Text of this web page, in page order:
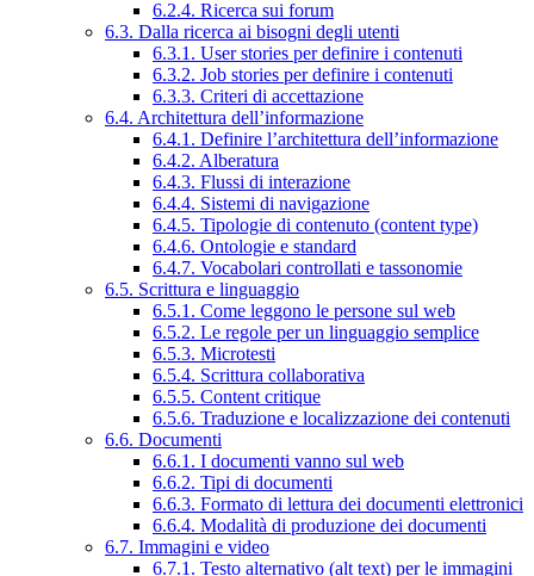
6.2.4. Ricerca sui forum
6.3. Dalla ricerca ai bisogni degli utenti
6.3.1. User stories per definire i contenuti
6.3.2. Job stories per definire i contenuti
6.3.3. Criteri di accettazione
6.4. Architettura dell’informazione
6.4.1. Definire l’architettura dell’informazione
6.4.2. Alberatura
6.4.3. Flussi di interazione
6.4.4. Sistemi di navigazione
6.4.5. Tipologie di contenuto (content type)
6.4.6. Ontologie e standard
6.4.7. Vocabolari controllati e tassonomie
6.5. Scrittura e linguaggio
6.5.1. Come leggono le persone sul web
6.5.2. Le regole per un linguaggio semplice
6.5.3. Microtesti
6.5.4. Scrittura collaborativa
6.5.5. Content critique
6.5.6. Traduzione e localizzazione dei contenuti
6.6. Documenti
6.6.1. I documenti vanno sul web
6.6.2. Tipi di documenti
6.6.3. Formato di lettura dei documenti elettronici
6.6.4. Modalità di produzione dei documenti
6.7. Immagini e video
6.7.1. Testo alternativo (alt text) per le immagini